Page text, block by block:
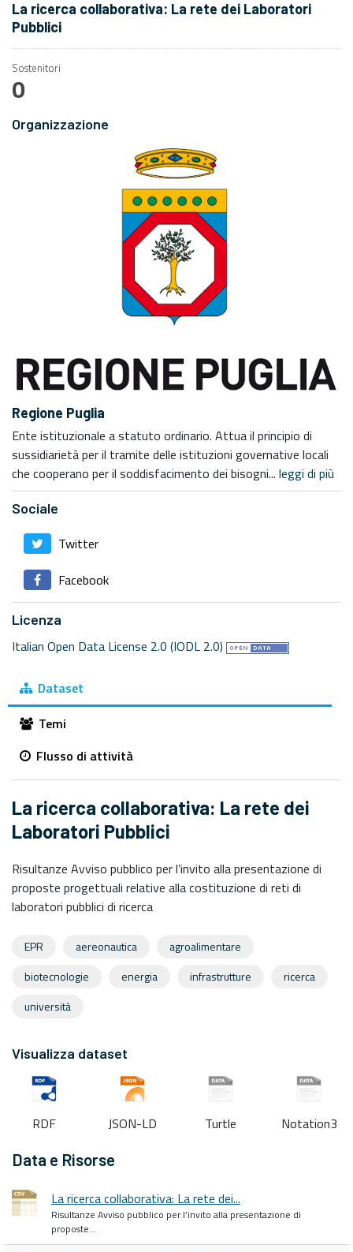
La ricerca collaborativa: La rete dei Laboratori
Pubblici
Sostenitori
0
Organizzazione
Regione Puglia
Ente istituzionale a statuto ordinario. Attua il principio di
sussidiarietà per il tramite delle istituzioni governative locali
che cooperano per il soddisfacimento dei bisogni... leggi di più
Sociale
Twitter
Facebook
Licenza
Italian Open Data License 2.0 (IODL 2.0)
Dataset
Temi
Flusso di attività
La ricerca collaborativa: La rete dei
Laboratori Pubblici
Risultanze Avviso pubblico per l’invito alla presentazione di
proposte progettuali relative alla costituzione di reti di
laboratori pubblici di ricerca
EPR aereonautica
agroalimentare
biotecnologie
energia infrastrutture
ricerca
università
Visualizza dataset
RDF JSON-LD Turtle Notation3
Data e Risorse
La ricerca collaborativa: La rete dei...
Risultanze Avviso pubblico per l’invito alla presentazione di
proposte...